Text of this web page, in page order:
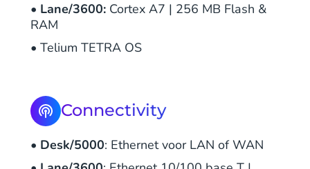
• Lane/3600: Cortex A7 | 256 MB Flash &
RAM
• Telium TETRA OS
Connectivity
• Desk/5000: Ethernet voor LAN of WAN